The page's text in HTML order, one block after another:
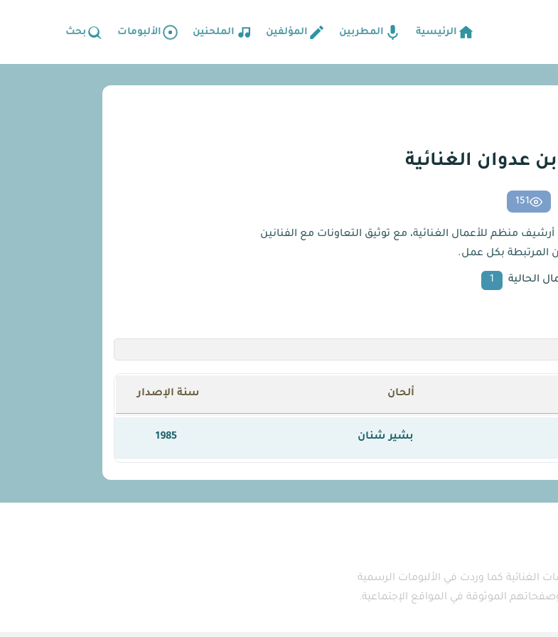
الرئيسية المطربين المؤلفين الملحنين الألبومات بحث
عدوان الغنائية
151
منظم للأعمال الغنائية، مع توثيق التعاونات مع الفنانين
المرتبطة بكل عمل.
الحالية 1
ألحان سنة الإصدار
بشير شنان 1985
الغنائية كما وردت في الألبومات الرسمية
الموثوقة في المواقع الإجتماعية.